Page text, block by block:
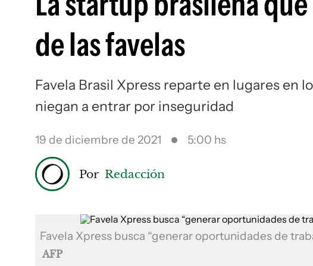
de las favelas
Favela Brasil Xpress reparte en lugares en
niegan a entrar por inseguridad
19 de diciembre de 2021 5:00 hs
Por Redacción
Favela Xpress busca “generar oportunidades de
AFP